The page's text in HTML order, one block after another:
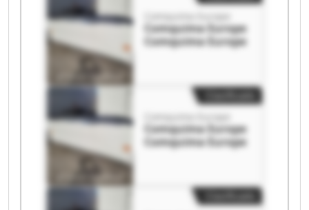
Comquima Europe
Comquima Europe
Comquima Europe
Comquima Europe
Comquima Europe
Comquima Europe